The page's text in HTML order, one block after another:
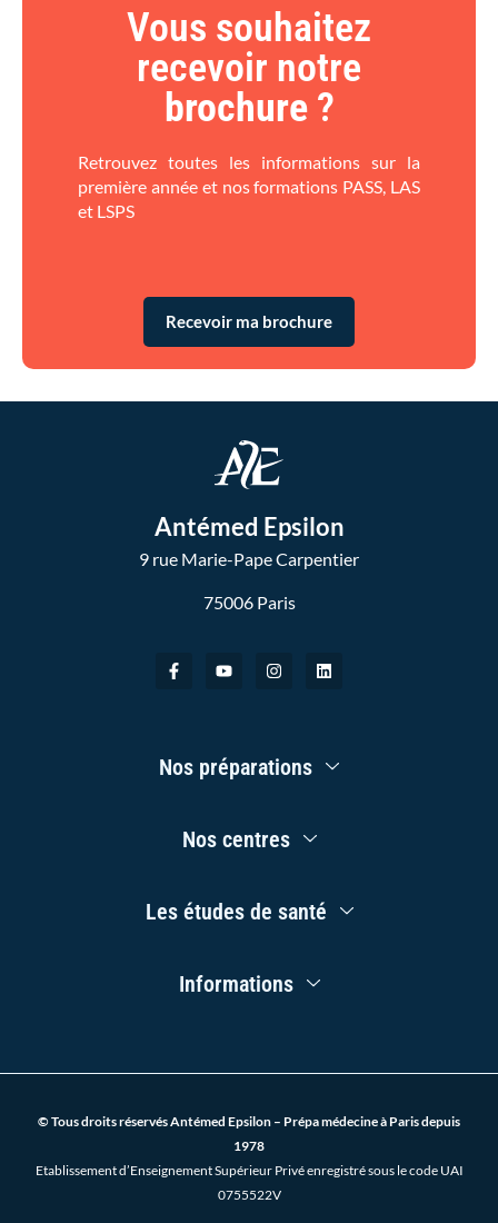
Vous souhaitez
recevoir notre
brochure?​
Retrouvez toutes les informations sur la
première année et nos formations PASS, LAS
et LSPS
Recevoir ma brochure
Antémed Epsilon
9 rue Marie-Pape Carpentier
75006 Paris
F
a
o
k
o
e
I
n
r
a
L
i
i
n
Main
Menu
Nos préparations
Main
Menu
Nos centres
Main
Menu
Les études de santé
Main
Menu
Informations
© Tous droits réservés Antémed Epsilon – Prépa médecine à Paris depuis
1978
Etablissement d’Enseignement Supérieur Privé enregistré sous le code UAI
0755522V